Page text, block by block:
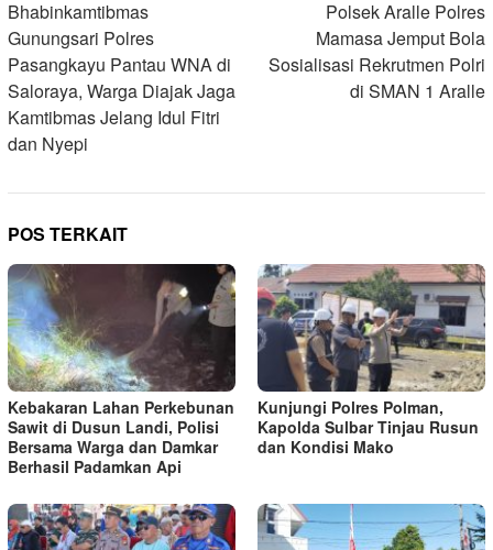
pos
Bhabinkamtibmas
Gunungsari Polres
Pasangkayu Pantau WNA di
Saloraya, Warga Diajak Jaga
Kamtibmas Jelang Idul Fitri
dan Nyepi
Polsek Aralle Polres
Mamasa Jemput Bola
Sosialisasi Rekrutmen Polri
di SMAN 1 Aralle
POS TERKAIT
Kebakaran Lahan Perkebunan
Sawit di Dusun Landi, Polisi
Bersama Warga dan Damkar
Berhasil Padamkan Api
Kunjungi Polres Polman,
Kapolda Sulbar Tinjau Rusun
dan Kondisi Mako